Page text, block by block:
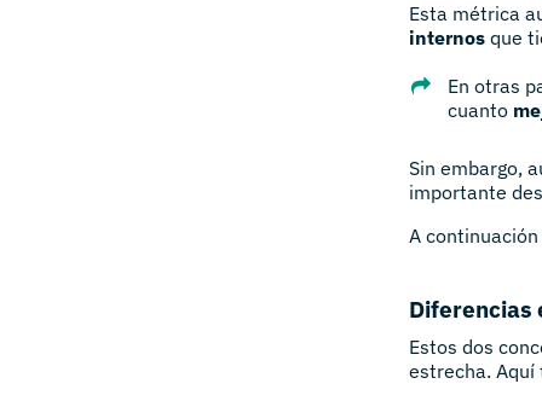
Esta métrica
internos que
En otras
cuanto
Sin embargo,
importante
A
Diferencias
Estos dos
estrecha.